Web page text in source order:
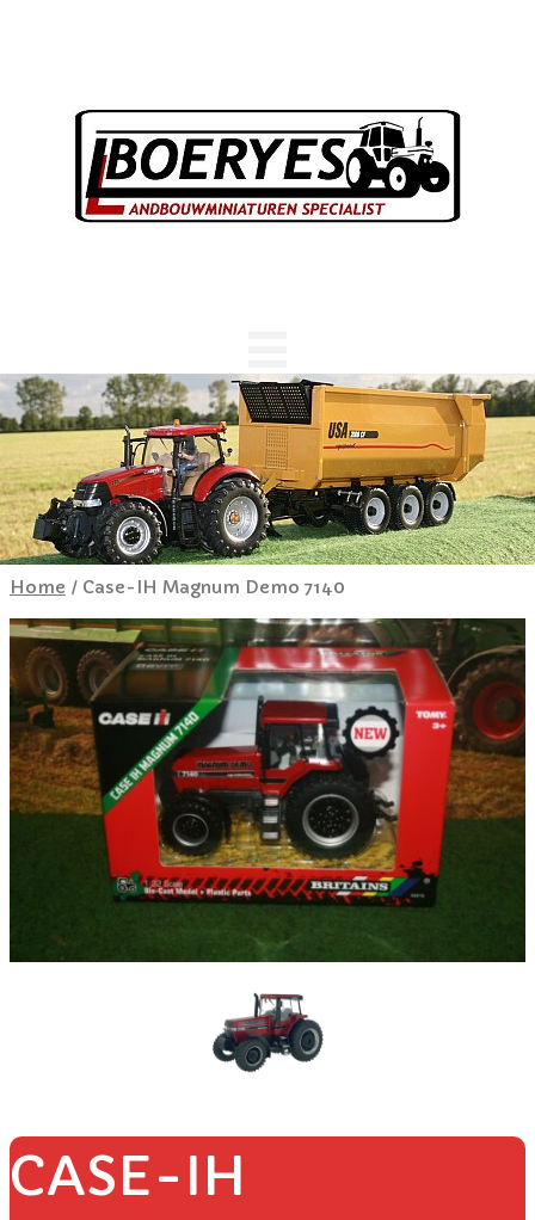
Home / Case-IH Magnum Demo 7140
CASE-IH